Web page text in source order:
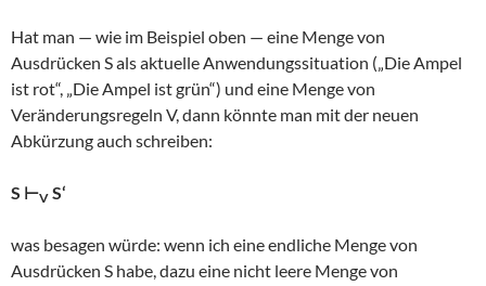
Hat man — wie im Beispiel oben — eine Menge von
Ausdrücken S als aktuelle Anwendungssituation („Die Ampel
ist rot“, „Die Ampel ist grün“) und eine Menge von
Veränderungsregeln V, dann könnte man mit der neuen
Abkürzung auch schreiben:
S ⊢V S‘
was besagen würde: wenn ich eine endliche Menge von
Ausdrücken S habe, dazu eine nicht leere Menge von